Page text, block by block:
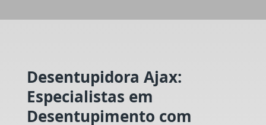
Desentupidora Ajax:
Especialistas em
Desentupimento com